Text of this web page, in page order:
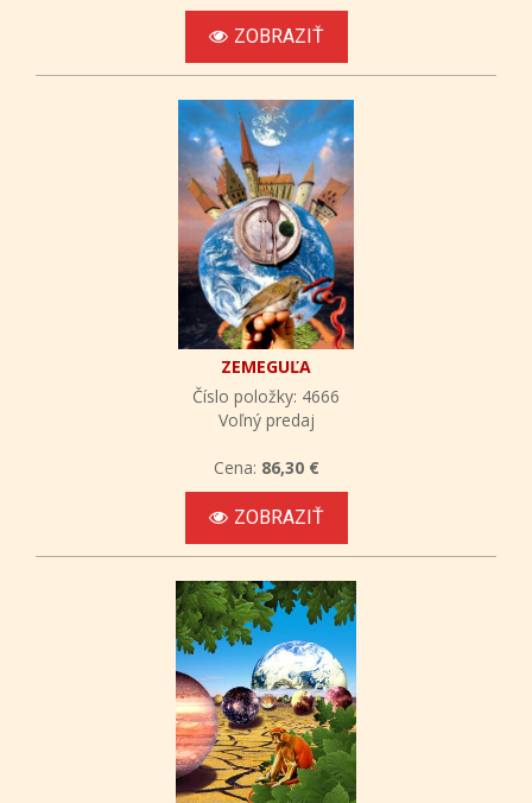
ZOBRAZIŤ
ZEMEGUĽA
Číslo položky: 4666
Voľný predaj
Cena: 86,30 €
ZOBRAZIŤ